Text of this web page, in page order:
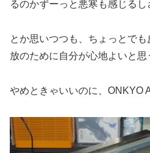
るのかずーっと悪寒も感じるし
とか思いつつも、ちょっとで
放のために自分が心地よいと思
やめときゃいいのに、ONKYO